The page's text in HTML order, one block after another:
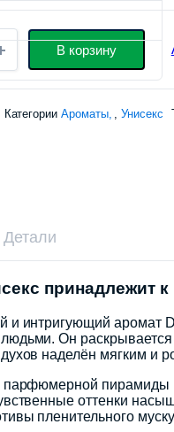
В корзину
КатегорииАроматы , Унисекс
Детали
принадлежит
и интригующий аромат
Он раскрывается
наделён мягким и
парфюмерной пирамиды
оттенки
пленительного